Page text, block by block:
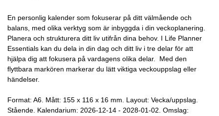
En personlig kalender som fokuserar på ditt välmående och
balans, med olika verktyg som är inbyggda i din veckoplanering.
Planera och strukturera ditt liv utifrån dina behov. I Life Planner
Essentials kan du dela in din dag och ditt liv i tre delar för att
hjälpa dig att fokusera på vardagens olika delar. Med den
flyttbara markören markerar du lätt viktiga veckouppslag eller
händelser.
Format: A6. Mått: 155 x 116 x 16 mm. Layout: Vecka/uppslag.
Stående. Kalendarium: 2026-12-14 - 2028-01-02. Omslag: